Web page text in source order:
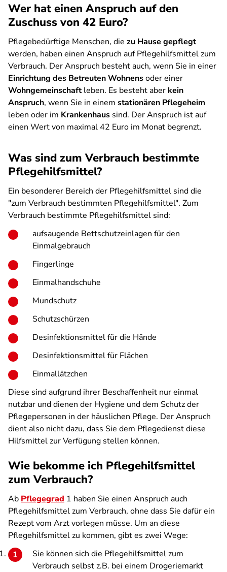
Wer hat einen Anspruch auf den
Zuschuss von 42 Euro?
Pflegebedürftige Menschen, die zu Hause gepflegt
werden, haben einen Anspruch auf Pflegehilfsmittel zum
Verbrauch. Der Anspruch besteht auch, wenn Sie in einer
Einrichtung des Betreuten Wohnensoder einer
Wohngemeinschaftleben. Es besteht aber kein
Anspruch, wenn Sie in einem stationären Pflegeheim
leben oder im Krankenhaus sind. Der Anspruch ist auf
einen Wert von maximal 42 Euro im Monat begrenzt.
Was sind zum Verbrauch bestimmte
Pflegehilfsmittel?
Ein besonderer Bereich der Pflegehilfsmittel sind die
"zum Verbrauch bestimmten Pflegehilfsmittel". Zum
Verbrauch bestimmte Pflegehilfsmittel sind:
aufsaugende Bettschutzeinlagen für den
Einmalgebrauch
Fingerlinge
Einmalhandschuhe
Mundschutz
Schutzschürzen
Desinfektionsmittel für die Hände
Desinfektionsmittel für Flächen
Einmallätzchen
Diese sind aufgrund ihrer Beschaffenheit nur einmal
nutzbar und dienen der Hygiene und dem Schutz der
Pflegepersonen in der häuslichen Pflege. Der Anspruch
dient also nicht dazu, dass Sie dem Pflegedienst diese
Hilfsmittel zur Verfügung stellen können.
Wie bekomme ich Pflegehilfsmittel
zum Verbrauch?
Ab Pflegegrad 1 haben Sie einen Anspruch auch
Pflegehilfsmittel zum Verbrauch, ohne dass Sie dafür ein
Rezept vom Arzt vorlegen müsse. Um an diese
Pflegehilfsmittel zu kommen, gibt es zwei Wege:
Sie können sich die Pflegehilfsmittel zum
Verbrauch selbst z.B. bei einem Drogeriemarkt